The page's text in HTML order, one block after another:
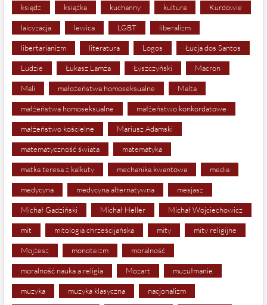
ksiądz książka kuchanny kultura Kurdowie
laicyzacja lewica LGBT liberalizm
libertarianizm literatura Logos Łucja dos Santos
Ludzie Łukasz Lamża Łyszczyński Macron
Mali małożeństwa homoseksualne Malta
małżeństwa homoseksualne małżeństwo konkordatowe
małżeństwo kościelne Mariusz Adamski
matematyczność świata matematyka
matka teresa z kalkuty mechanika kwantowa media
medycyna medycyna alternatywna mesjasz
Michał Gadziński Michał Heller Michał Wojciechowicz
mit mitologia chrześcijańska mity mity religijne
Mojżesz monoteizm moralność
moralność nauka a religia Mozart muzułmanie
muzyka muzyka klasyczna nacjonalizm